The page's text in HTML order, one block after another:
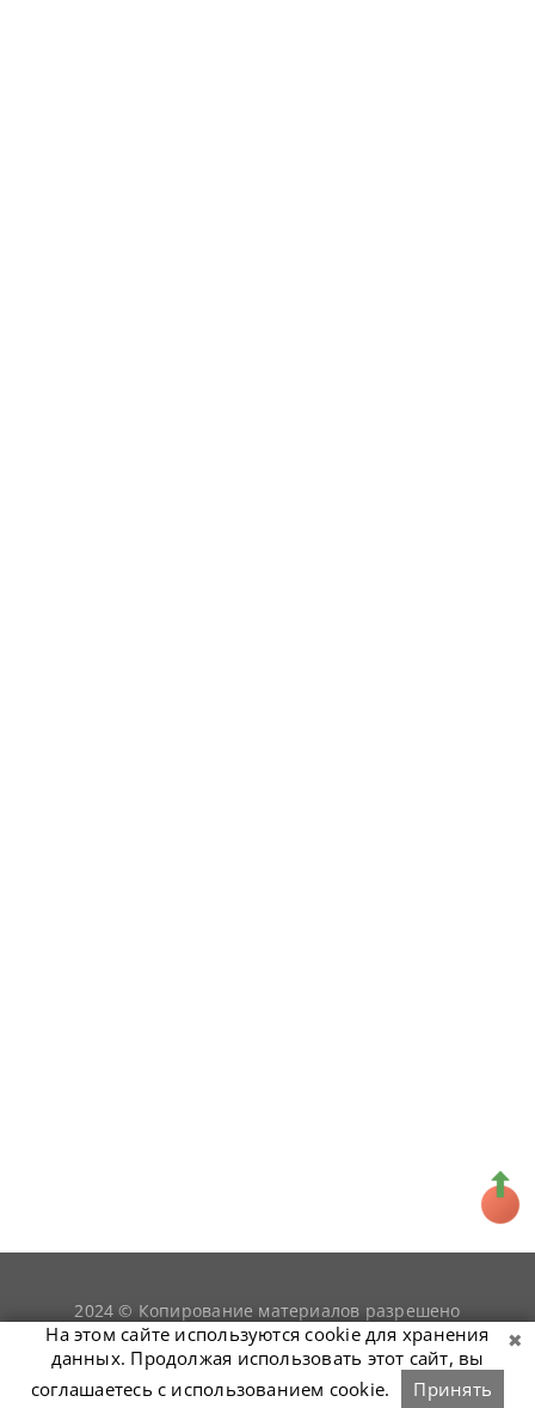
2024 © Копирование материалов разрешено
только при условии гиперссылки наsnookerist.ru
На этом сайте используются cookie для хранения
данных. Продолжая использовать этот сайт, вы
соглашаетесь с использованием cookie.
Принять